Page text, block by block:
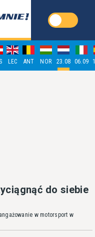
LEC ANT NOR 23.08 06.09
do siebie
w motorsport w